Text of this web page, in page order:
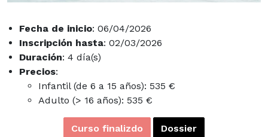
Fecha de inicio: 06/04/2026
Inscripción hasta: 02/03/2026
Duración: 4 día(s)
Precios:
Infantil (de 6 a 15 años): 535 €
Adulto (> 16 años): 535 €
Curso finalizdo Dossier